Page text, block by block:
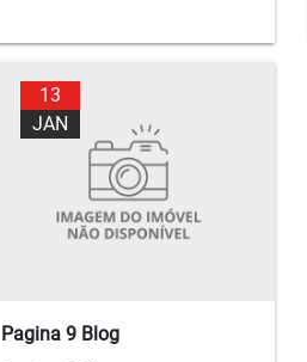
13
JAN
Pagina 9 Blog